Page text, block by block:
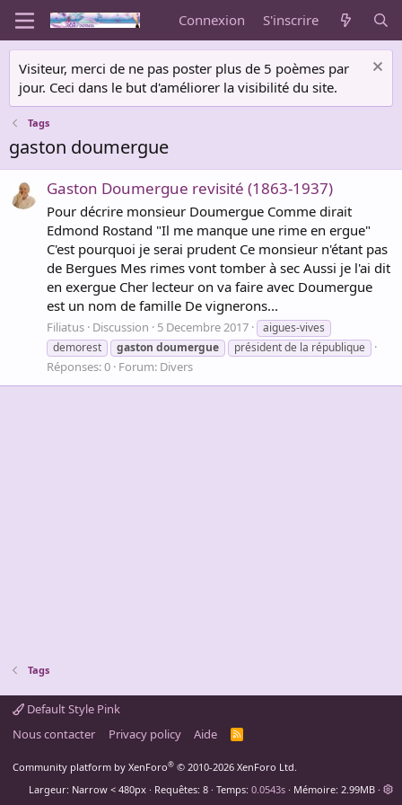
Connexion S'inscrire
Visiteur, merci de ne pas poster plus de 5 poèmes par
jour. Ceci dans le but d'améliorer la visibilité du site.
Tags
gaston doumergue
Gaston Doumergue revisité (1863-1937)
Pour décrire monsieur Doumergue Comme dirait
Edmond Rostand "Il me manque une rime en ergue"
C'est pourquoi je serai prudent Ce monsieur n'étant pas
de Bergues Mes rimes vont tomber à sec Aussi je l'ai dit
en exergue Cher lecteur on va faire avec Doumergue
est un nom de famille De vignerons...
Filiatus Discussion 5 Decembre 2017
aigues-vives
demorest
gaston doumergue président de la république
Réponses: 0 Forum: Divers
Tags
Default Style Pink
Nous contacter
Privacy policy Aide
R
Community platform by XenForo® © 2010-2026 XenForo Ltd.
Largeur
Requêtes 8 Temps 0.0543s Mémoire 2.99MB